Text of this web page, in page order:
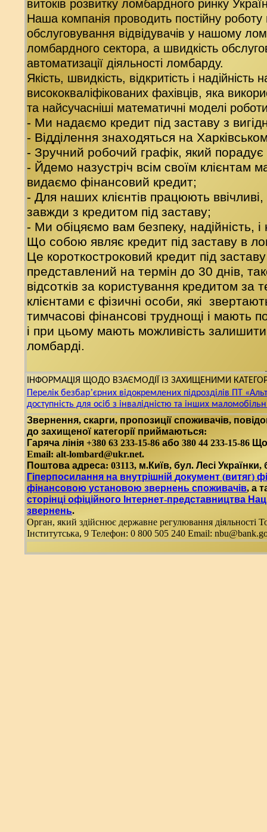
витоків розвитку ломбардного ринку
Наша компанія проводить постійну
обслуговування відвідувачів у нашому
ломбардного сектора, а швидкість
автоматизації діяльності ломбарду.
Якість, швидкість, відкритість і
висококваліфікованих фахівців, яка
та найсучасніші математичні моделі
- Ми надаємо кредит під заставу з
- Відділення знаходяться на
- Зручний робочий графік, який порадує
- Йдемо назустріч всім своїм клієнтам
видаємо фінансовий кредит;
- Для наших клієнтів працюють
завжди з кредитом під заставу;
- Ми обіцяємо вам безпеку, надійність,
Що собою являє кредит під заставу в
Це короткостроковий кредит під
представлений на термін до 30 днів,
відсотків за користування кредитом
клієнтами є фізичні особи, які
тимчасові фінансові труднощі і мають
і при цьому мають можливість
ломбарді.
Надання кредитування - це оперативна
компанією і нашим клієнтом договору,
відсотки, а також умови пролонгації
ІНФОРМАЦІЯ ЩОДО ВЗАЄМОДІЇ ІЗ ЗАХИЩЕНИМИ
Перелік безбар’єрних відокремлених підрозділів ПТ
доступність для осіб з інвалідністю та інших
Звернення, скарги, пропозиції споживачів,
до захищеної категорії приймаються:
Гаряча лінія +380 63 233-15-86 або 380 44 233-15-86
Email: alt-lombard@ukr.net.
Поштова адреса: 03113, м.Київ, бул. Лесі Українки,
Гіперпосилання на внутрішній документ (витяг)
фінансовою установою звернень споживачів, а
сторінці офіційного Інтернет-представництва
звернень.
Орган, який здійснює державне регулювання діяльності
Інститутська, 9 Телефон: 0 800 505 240 Email: